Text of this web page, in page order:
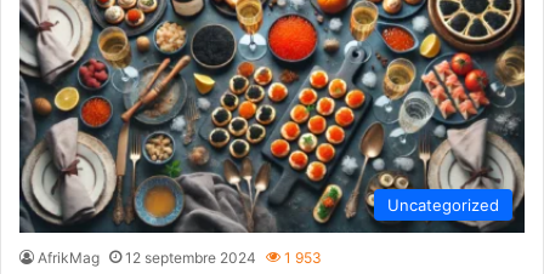
Uncategorized
AfrikMag 12 septembre 2024 1 953